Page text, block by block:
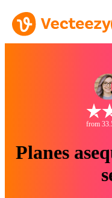
from
Planes